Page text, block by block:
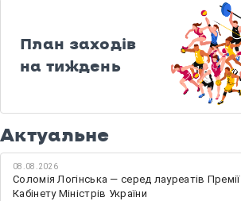
План заходів
на тиждень
Актуальне
08.08.2026
Соломія Логінська — серед лауреатів Премії
Кабінету Міністрів України